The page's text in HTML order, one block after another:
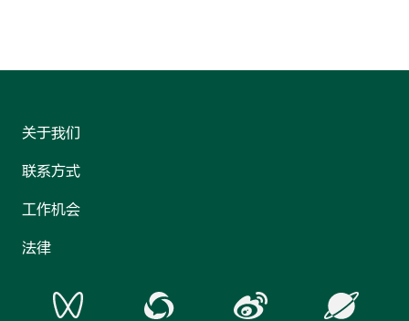
关于我们
联系方式
工作机会
法律